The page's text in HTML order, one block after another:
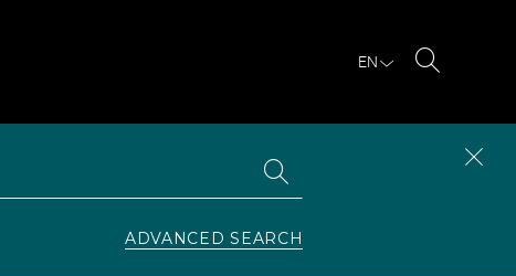
EN
ADVANCED SEARCH